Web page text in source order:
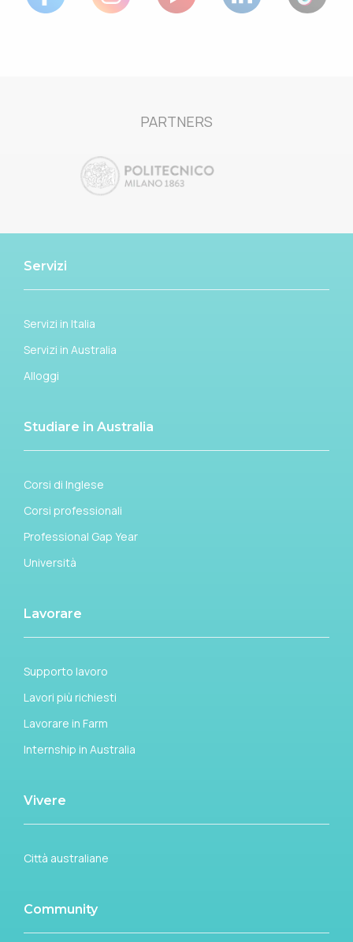
PARTNERS
Servizi
Servizi in Italia
Servizi in Australia
Alloggi
Studiare in Australia
Corsi di Inglese
Corsi professionali
Professional Gap Year
Università
Lavorare
Supporto lavoro
Lavori più richiesti
Lavorare in Farm
Internship in Australia
Vivere
Città australiane
Community